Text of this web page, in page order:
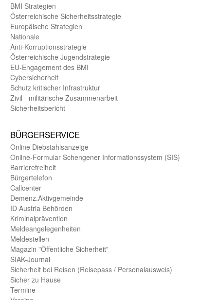
BMI Strategien
Öster­reichische Sicherheits­strategie
Europäische Strategien
Nationale
Anti-Korruptions­strategie
Öster­reichische Jugend­strategie
EU-Engagement des BMI
Cybersicherheit
Schutz kritischer Infra­struktur
Zivil - militärische Zusammen­arbeit
Sicherheits­bericht
BÜRGER­SERVICE
Online Diebstahls­anzeige
Online-Formular Schengener Informationssystem (SIS)
Barriere­freiheit
Bürger­telefon
Call­center
Demenz.Aktiv­gemeinde
ID Austria Behörden
Kriminal­prävention
Melde­an­ge­le­gen­heiten
Meld­estellen
Magazin "Öffentliche Sicherheit"
SIAK-Journal
Sicherheit bei Reisen (Reise­pass / Personal­ausweis)
Sicher zu Hause
Termine